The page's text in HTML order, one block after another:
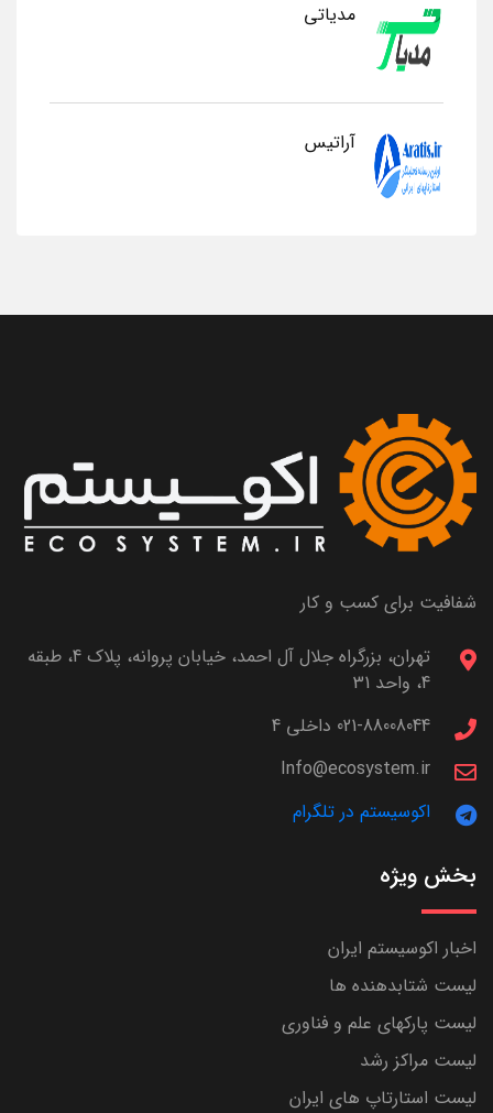
مدیاتی
آراتیس
شفافیت برای کسب و کار
تهران، بزرگراه جلال آل احمد، خیابان پروانه، پلاک 4، طبقه
4، واحد 31
021-88008044 داخلی 4
Info@ecosystem.ir
اکوسیستم در تلگرام
بخش ویژه
اخبار اکوسیستم ایران
لیست شتابدهنده ها
لیست پارکهای علم و فناوری
لیست مراکز رشد
لیست استارتاپ های ایران